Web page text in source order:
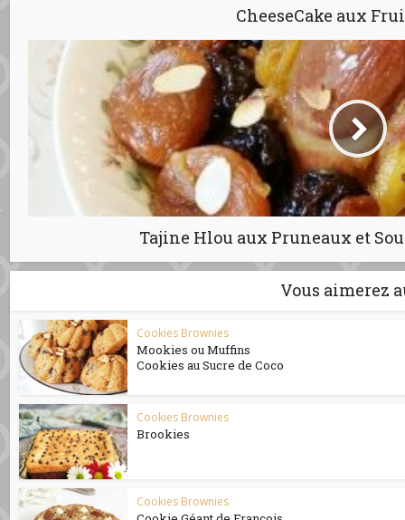
CheeseCake aux
Vous aimerez
Cookies Brownies
Mookies ou Muffins
Cookies au Sucre de Coco
Cookies Brownies
Brookies
Cookies Brownies